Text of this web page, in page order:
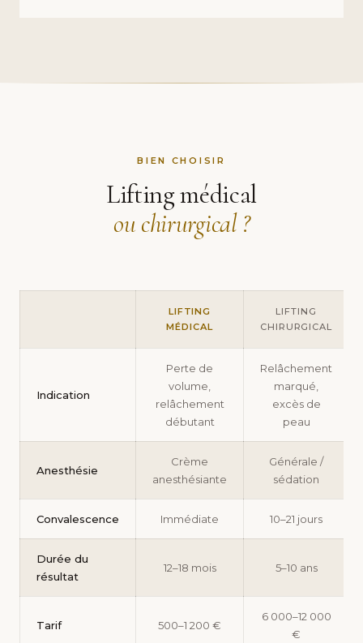
BIEN CHOISIR
Lifting médical
ou chirurgical ?
LIFTING
MÉDICAL
LIFTING
CHIRURGICAL
Indication
Perte de
volume,
relâchement
débutant
Relâchement
marqué,
excès de
peau
Anesthésie
Crème
anesthésiante
Générale /
sédation
Convalescence Immédiate 10–21 jours
Durée du
résultat
12–18 mois 5–10 ans
Tarif 500–1 200 €
6 000–12 000
€